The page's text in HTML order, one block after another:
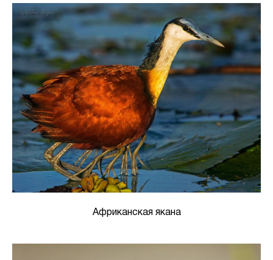
Африканская якана